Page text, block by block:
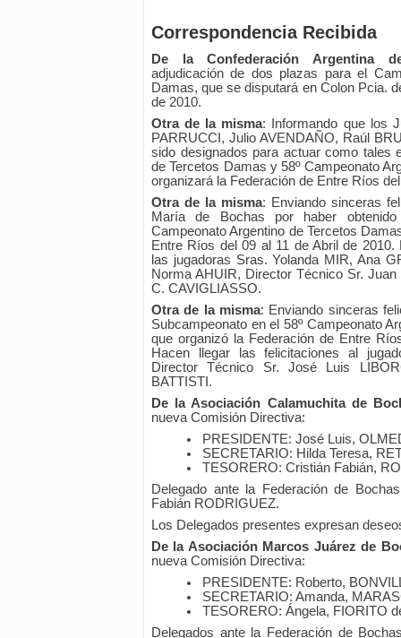
Correspondencia Recibida
De la Confederación Argentina
adjudicación de dos plazas para el
Damas, que se disputará en Colon Pcia.
de 2010.
Otra de la misma: Informando que los
PARRUCCI, Julio AVENDAÑO, Raúl
sido designados para actuar como tales
de Tercetos Damas y 58º Campeonato
organizará la Federación de Entre Ríos
Otra de la misma: Enviando sinceras
María de Bochas por haber
Campeonato Argentino de Tercetos
Entre Ríos del 09 al 11 de Abril de
las jugadoras Sras. Yolanda MIR, Ana
Norma AHUIR, Director Técnico Sr.
C. CAVIGLIASSO.
Otra de la misma: Enviando sinceras
Subcampeonato en el 58º Campeonato
que organizó la Federación de Entre
Hacen llegar las felicitaciones al
Director Técnico Sr. José Luis
BATTISTI.
De la Asociación Calamuchita de
nueva Comisión Directiva:
PRESIDENTE: José Luis,
SECRETARIO: Hilda Teresa,
TESORERO: Cristián Fabián,
Delegado ante la Federación de
Fabián RODRIGUEZ.
Los Delegados presentes expresan
De la Asociación Marcos Juárez de
nueva Comisión Directiva:
PRESIDENTE: Roberto,
SECRETARIO: Amanda,
TESORERO: Ángela, FIORITO
Delegados ante la Federación de